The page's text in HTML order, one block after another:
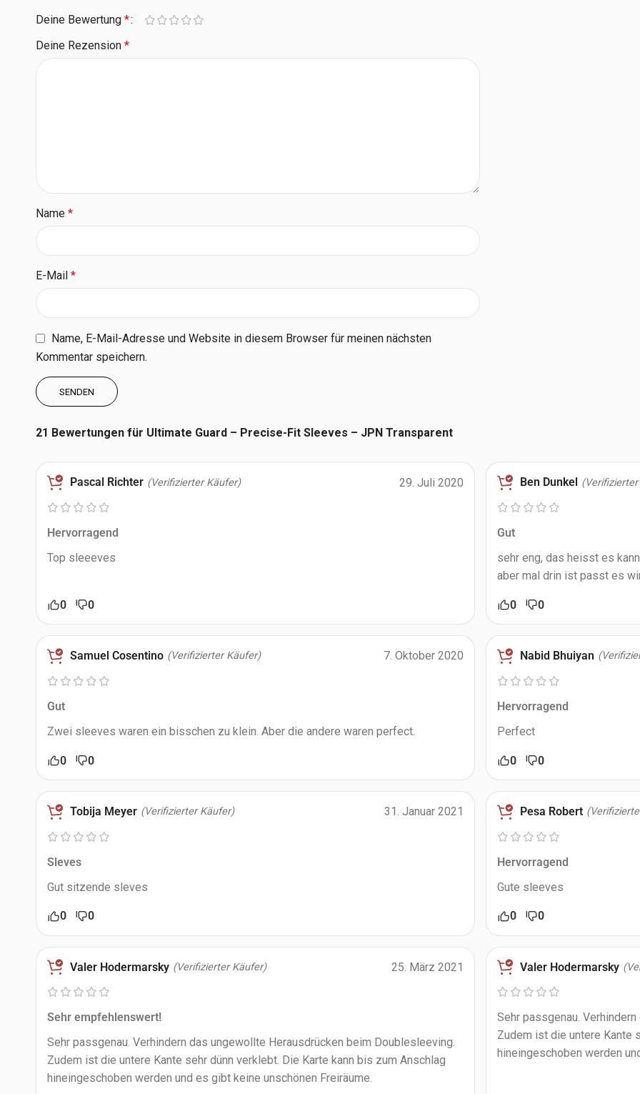
21 Bewertungen für Ultimate Guard – Precise-Fit Sleeves – JPN Transparent
Pascal Richter (Verifizierter Käufer) 29. Juli 2020
Hervorragend
Top sleeeves
0 0
Ben Dunkel
Gut
sehr eng, das heisst es
aber mal drin ist passt es
0 0
Samuel Cosentino (Verifizierter Käufer) 7. Oktober 2020
Gut
Zwei sleeves waren ein bisschen zu klein. Aber die andere waren perfect.
0 0
Nabid Bhuiyan
Hervorragend
Perfect
0 0
Tobija Meyer (Verifizierter Käufer) 31. Januar 2021
Sleves
Gut sitzende sleves
0 0
Pesa Robert
Hervorragend
Gute sleeves
0 0
Valer Hodermarsky (Verifizierter Käufer) 25. März 2021
Sehr empfehlenswert!
Sehr passgenau. Verhindern das ungewollte Herausdrücken beim Doublesleeving.
Zudem ist die untere Kante sehr dünn verklebt. Die Karte kann bis zum Anschlag
hineingeschoben werden und es gibt keine unschönen Freiräume.
Valer Hodermarsky
Sehr passgenau.
Zudem ist die untere Kante
hineingeschoben werden
Deine Bewertung *
Deine Rezension *
Name *
E-Mail *
Name, E-Mail-Adresse und Website in diesem Browser für meinen nächsten
Kommentar speichern.